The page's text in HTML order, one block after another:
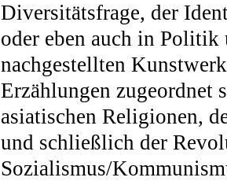
Diversitätsfrage, der
oder eben auch in
nachgestellten
Erzählungen zugeordnet
asiatischen Religionen,
und schließlich der
Sozialismus/